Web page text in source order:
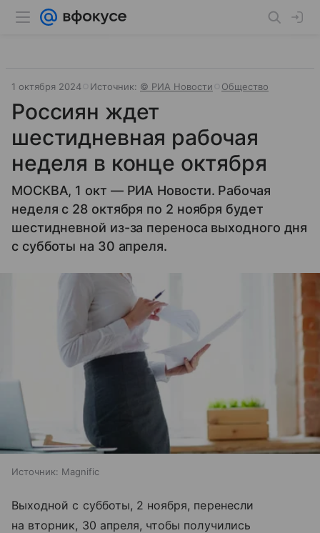
1 октября 2024 Источник: © РИА Новости Общество
Россиян ждет
шестидневная рабочая
неделя в конце октября
МОСКВА, 1 окт — РИА Новости. Рабочая
неделя с 28 октября по 2 ноября будет
шестидневной из-за переноса выходного дня
с субботы на 30 апреля.
Источник: Magnific
Выходной с субботы, 2 ноября, перенесли
на вторник, 30 апреля, чтобы получились